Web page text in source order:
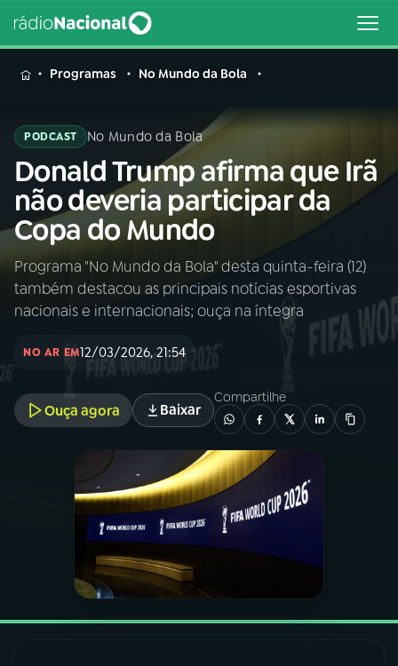
MENU
Buscar
na
Rádio
Nacional
Buscar
AO VIVO
PROGRAMAS
PODCASTS
VIDEOCASTS
Programas No Mundo da Bola
PODCAST No Mundo da Bola
Donald Trump afirma que Irã
não deveria participar da
Copa do Mundo
Programa "No Mundo da Bola" desta quinta-feira (12)
também destacou as principais notícias esportivas
nacionais e internacionais; ouça na íntegra
NO AR EM12/03/2026, 21:54
Ouça agora Baixar
Compartilhe